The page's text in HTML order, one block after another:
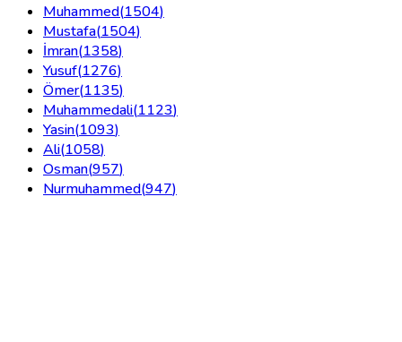
Muhammed(1504)
Mustafa(1504)
İmran(1358)
Yusuf(1276)
Ömer(1135)
Muhammedali(1123)
Yasin(1093)
Ali(1058)
Osman(957)
Nurmuhammed(947)